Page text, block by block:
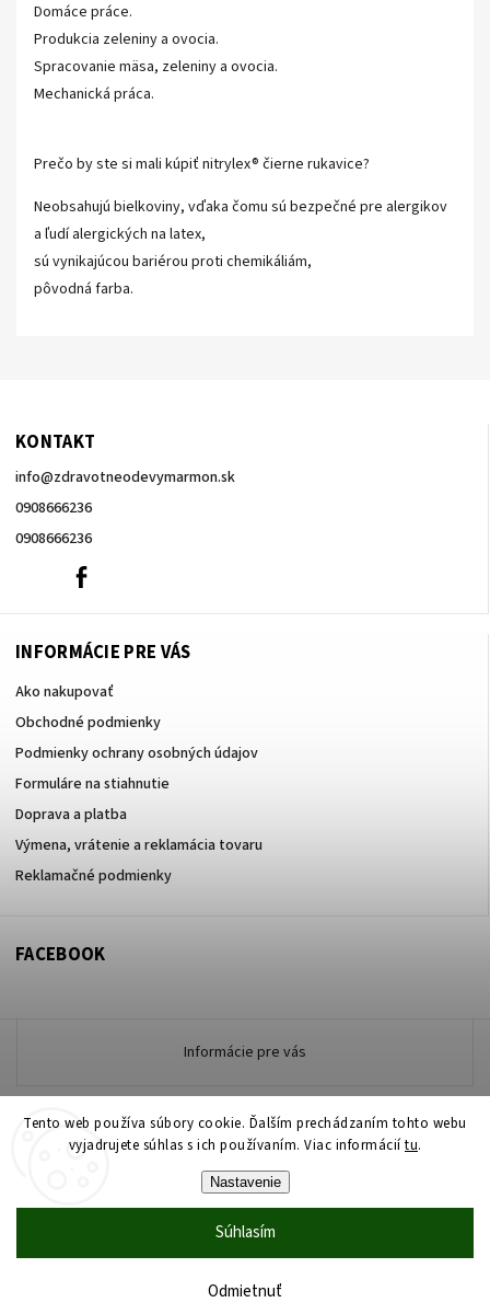
Tento web používa súbory cookie. Ďalším prechádzaním tohto webu
vyjadrujete súhlas s ich používaním. Viac informáciítu.
Nastavenie
Odmietnuť
Súhlasím
Domáce práce.
Produkcia zeleniny a ovocia.
Spracovanie mäsa, zeleniny a ovocia.
Mechanická práca.
Prečo by ste si mali kúpiť nitrylex® čierne rukavice?
Neobsahujú bielkoviny, vďaka čomu sú bezpečné pre alergikov
a ľudí alergických na latex,
sú vynikajúcou bariérou proti chemikáliám,
pôvodná farba.
KONTAKT
info@zdravotneodevymarmon.sk
0908666236
0908666236
0908666236
INFORMÁCIE PRE VÁS
Ako nakupovať
Obchodné podmienky
Podmienky ochrany osobných údajov
Formuláre na stiahnutie
Doprava a platba
Výmena, vrátenie a reklamácia tovaru
Reklamačné podmienky
FACEBOOK
Informácie pre vás
Vytvoril Shoptet
Copyright 2026www.zdravotneodevymarmon.sk. Všetky práva
vyhradené.
Upraviť nastavenie cookies